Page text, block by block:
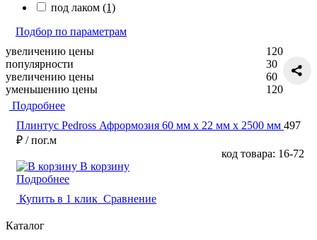
под лаком (1)
Подбор по параметрам
увеличению цены
популярности
увеличению цены
уменьшению цены
120
30
60
120
Подробнее
Плинтус Pedross Афрормозия 60 мм х 22 мм х 2500 мм 497
₽ / пог.м
код товара: 16-72
В корзину
Подробнее
Купить в 1 клик Сравнение
Каталог